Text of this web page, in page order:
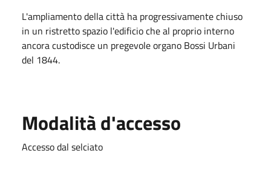
L'ampliamento della città ha progressivamente chiuso
in un ristretto spazio l'edificio che al proprio interno
ancora custodisce un pregevole organo Bossi Urbani
del 1844.
Modalità d'accesso
Accesso dal selciato